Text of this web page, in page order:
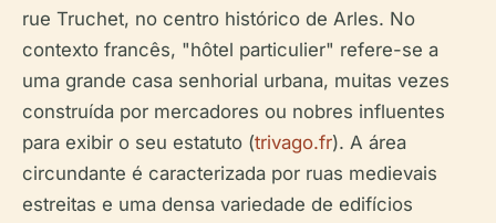
rue Truchet, no centro histórico de Arles. No
contexto francês, "hôtel particulier" refere-se a
uma grande casa senhorial urbana, muitas vezes
construída por mercadores ou nobres influentes
para exibir o seu estatuto (trivago.fr). A área
circundante é caracterizada por ruas medievais
estreitas e uma densa variedade de edifícios